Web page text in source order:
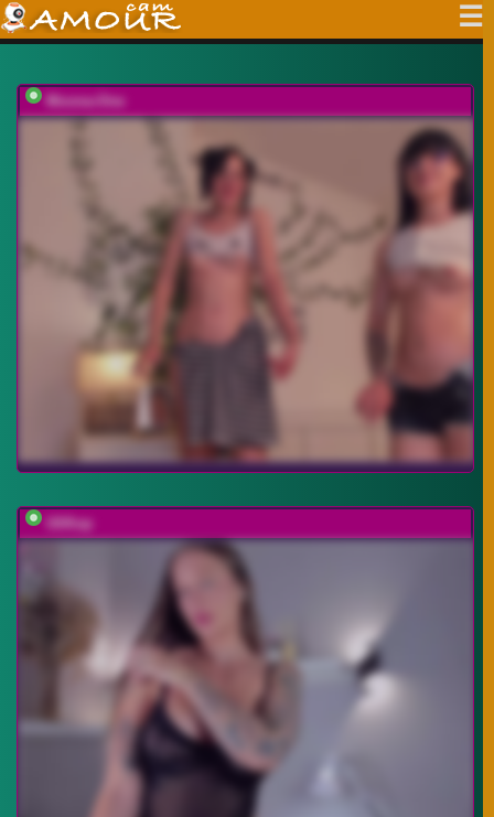
Moona-One
UliKop